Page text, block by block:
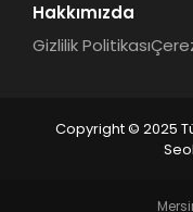
Hakkımızda
Gizlilik Politikası
Copyright © 2025